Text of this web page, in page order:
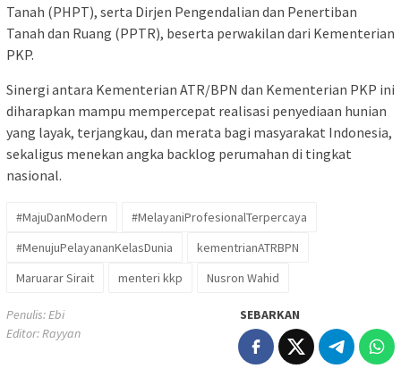
Tanah (PHPT), serta Dirjen Pengendalian dan Penertiban
Tanah dan Ruang (PPTR), beserta perwakilan dari Kementerian
PKP.
Sinergi antara Kementerian ATR/BPN dan Kementerian PKP ini
diharapkan mampu mempercepat realisasi penyediaan hunian
yang layak, terjangkau, dan merata bagi masyarakat Indonesia,
sekaligus menekan angka backlog perumahan di tingkat
nasional.
#MajuDanModern
#MelayaniProfesionalTerpercaya
#MenujuPelayananKelasDunia
kementrianATRBPN
Maruarar Sirait
menteri kkp Nusron Wahid
Penulis: Ebi
Editor: Rayyan
SEBARKAN